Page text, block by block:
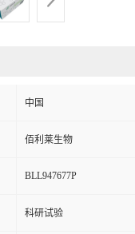
中国
佰利莱生物
BLL947677P
科研试验